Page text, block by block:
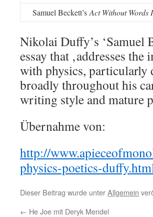
Samuel Beckett’s Act Without Words
Nikolai Duffy’s ‘Samuel
essay that ‚addresses
with physics, particularly
broadly throughout his
writing style and mature
Übernahme von:
http://
physics-poetics-
Dieser Beitrag wurde unterAllgemein
← He Joe mit Deryk Mendel